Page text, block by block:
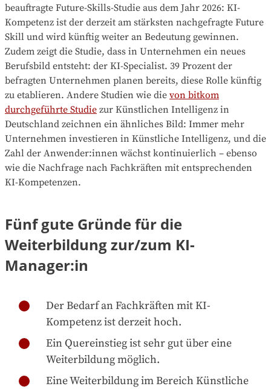
beauftragte Future-Skills-Studie aus dem Jahr 2026: KI-
Kompetenz ist der derzeit am stärksten nachgefragte Future
Skill und wird künftig weiter an Bedeutung gewinnen.
Zudem zeigt die Studie, dass in Unternehmen ein neues
Berufsbild entsteht: der KI-Specialist. 39 Prozent der
befragten Unternehmen planen bereits, diese Rolle künftig
zu etablieren. Andere Studien wie die von bitkom
durchgeführte Studie zur Künstlichen Intelligenz in
Deutschland zeichnen ein ähnliches Bild: Immer mehr
Unternehmen investieren in Künstliche Intelligenz, und die
Zahl der Anwender:innen wächst kontinuierlich – ebenso
wie die Nachfrage nach Fachkräften mit entsprechenden
KI-Kompetenzen.
Fünf gute Gründe für die
Weiterbildung zur/zum KI-
Manager:in
Der Bedarf an Fachkräften mit KI-
Kompetenz ist derzeit hoch.
Ein Quereinstieg ist sehr gut über eine
Weiterbildung möglich.
Eine Weiterbildung im Bereich Künstliche